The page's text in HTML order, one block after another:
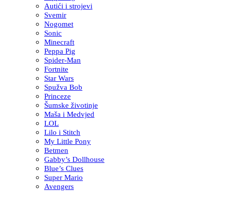
Autići i strojevi
Svemir
Nogomet
Sonic
Minecraft
Peppa Pig
Spider-Man
Fortnite
Star Wars
Spužva Bob
Princeze
Šumske životinje
Maša i Medvjed
LOL
Lilo i Stitch
My Little Pony
Betmen
Gabby’s Dollhouse
Blue’s Clues
Super Mario
Avengers